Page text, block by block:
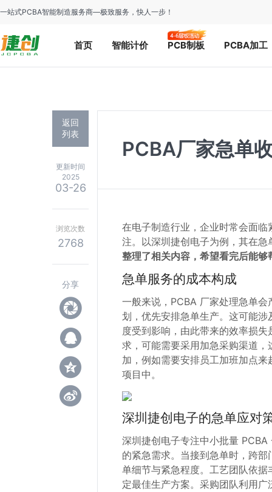
一站式PCBA智能制造服务商—极致服务，快人一步！
首页 智能计价 PCB制板 PCBA加工
返回
列表
更新时间
2025
03-26
浏览次数
2768
分享
PCBA厂家急单
在电子制造行业，企业时常会面
注。以深圳捷创电子为例，其在
整理了相关内容，希望看完后能够
急单服务的成本构成
一般来说，PCBA 厂家处理急单
划，优先安排急单生产。这可能
度受到影响，由此带来的效率损
求，可能需要采用加急采购渠道
加，例如需要安排员工加班加点
项目中。
深圳捷创电子的急单应对
深圳捷创电子专注中小批量
的紧急需求。当接到急单时，跨
单细节与紧急程度。工艺团队依
定最佳生产方案。采购团队利用